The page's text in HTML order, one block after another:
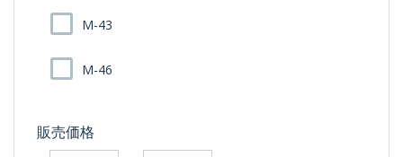
M-43
M-46
販売価格